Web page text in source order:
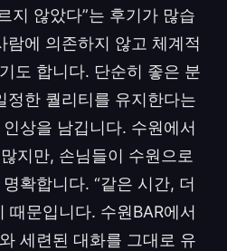
지 않았다”는 후기가 많습
람에 의존하지 않고 체계적
도 합니다. 단순히 좋은 분
정한 퀄리티를 유지한다는
상을 남깁니다. 수원에서
지만, 손님들이 수원으로
확합니다. “같은 시간, 더
때문입니다. 수원BAR에서
세련된 대화를 그대로 유